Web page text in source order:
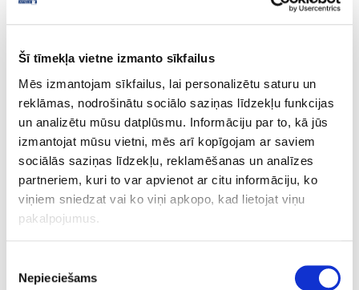
Šī tīmekļa vietne izmanto sīkfailus
Mēs izmantojam sīkfailus, lai personalizētu saturu un
reklāmas, nodrošinātu sociālo saziņas līdzekļu funkcijas
un analizētu mūsu datplūsmu. Informāciju par to, kā jūs
izmantojat mūsu vietni, mēs arī kopīgojam ar saviem
sociālās saziņas līdzekļu, reklamēšanas un analīzes
partneriem, kuri to var apvienot ar citu informāciju, ko
viņiem sniedzat vai ko viņi apkopo, kad lietojat viņu
pakalpojumus.
izvēle
Nepieciešams
Uz dabīgo augu eļļu un vasku bāzes (saulespuķu eļļa, sojas eļļa,
saflora eļļa, linsēklu eļļa, karnauba vasks un kandelilla vasks)
balts pigments, sikatīvi (žūšanas piedevas) un ūdeni atgrūdošas
piedevas. Dearomatizēts vaitspirts (nesatur benzolu). Produkts
atbilst ES regulai (2004/42/EK) saskaņā ar GOS saturu maks. 400
g/l (Cat. A/e (2010)).
Precizēta sastāvdaļu deklarācija pieejama pēc pieprasījuma.
PATĒRIŅŠ
1 litrs nosedz apm. 24 m² ar vienu kārtu.
Produkta patēriņš ir ļoti atkarīgs no koksnes īpašībām. Visa
informācija attiecas uz gludām un ēvelētām/zāģētām virsmām.
iepakojumi.